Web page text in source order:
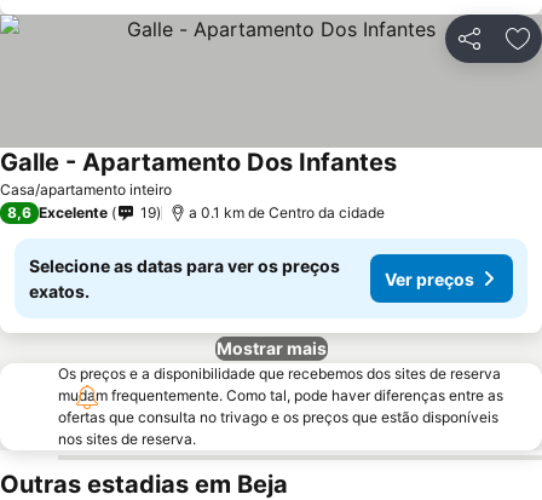
Partilhar
Casa/apartamento inteiro
Galle - Apartamento Dos Infantes
8,6 Excelente 19 a 0.1 km de Centro da cidade
Selecione as datas para ver os preços
exatos.
Ver preços
Mostrar mais
Os preços e a disponibilidade que recebemos dos sites de reserva
mudam frequentemente. Como tal, pode haver diferenças entre as
ofertas que consulta no trivago e os preços que estão disponíveis
nos sites de reserva.
Outras estadias em Beja